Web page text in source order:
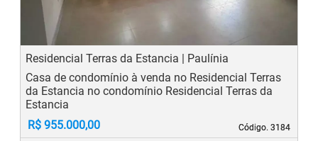
Residencial Terras da Estancia | Paulínia
Código. 3184
Código. 3184
Casa de condomínio à venda no Residencial Terras
da Estancia no condomínio Residencial Terras da
Estancia
R$ 955.000,00